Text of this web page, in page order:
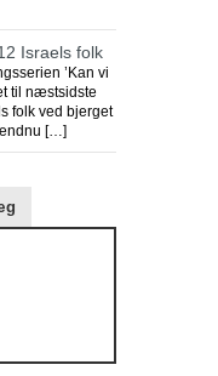
Israels folk
’Kan vi
til næstsidste
folk ved bjerget
[…]